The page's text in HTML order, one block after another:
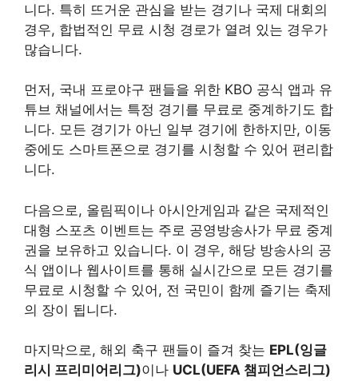
니다. 특히 뜨거운 관심을 받는 경기나 국제 대회의
경우, 합법적인 무료 시청 경로가 열려 있는 경우가
많습니다.
먼저, 국내 프로야구 팬들을 위한 KBO 공식 앱과 유
튜브 채널에서는 특정 경기를 무료로 중계하기도 합
니다. 모든 경기가 아닌 일부 경기에 한하지만, 이동
중에도 스마트폰으로 경기를 시청할 수 있어 편리합
니다.
다음으로, 올림픽이나 아시안게임과 같은 국제적인
대형 스포츠 이벤트는 주로 공영방송사가 무료 중계
권을 보유하고 있습니다. 이 경우, 해당 방송사의 공
식 앱이나 웹사이트를 통해 실시간으로 모든 경기를
무료로 시청할 수 있어, 전 국민이 함께 즐기는 축제
의 장이 됩니다.
마지막으로, 해외 축구 팬들이 즐겨 찾는 EPL(잉글
리시 프리미어리그)이나 UCL(UEFA 챔피언스리그)